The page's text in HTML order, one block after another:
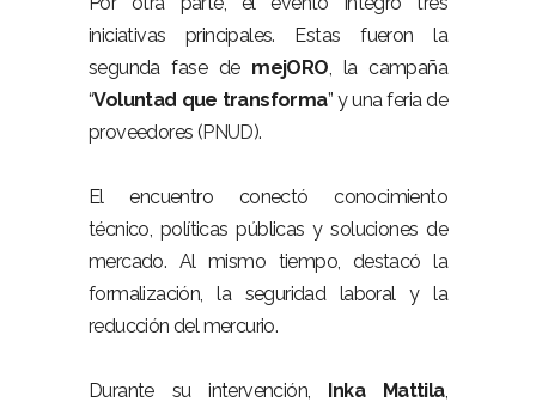
iniciativas principales. Estas fueron la
segunda fase de mejORO, la campaña
“Voluntad que transforma” y una feria de
proveedores (PNUD).
El encuentro conectó conocimiento
técnico, políticas públicas y soluciones de
mercado. Al mismo tiempo, destacó la
formalización, la seguridad laboral y la
reducción del mercurio.
Durante su intervención, Inka Mattila,